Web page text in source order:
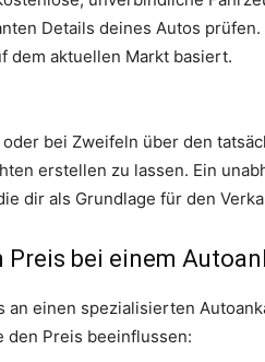
Details deines Autos
dem aktuellen Markt basiert.
bei Zweifeln über den
erstellen zu lassen. Ein
dir als Grundlage für den
Preis bei einem
an einen spezialisierten
den Preis beeinflussen: